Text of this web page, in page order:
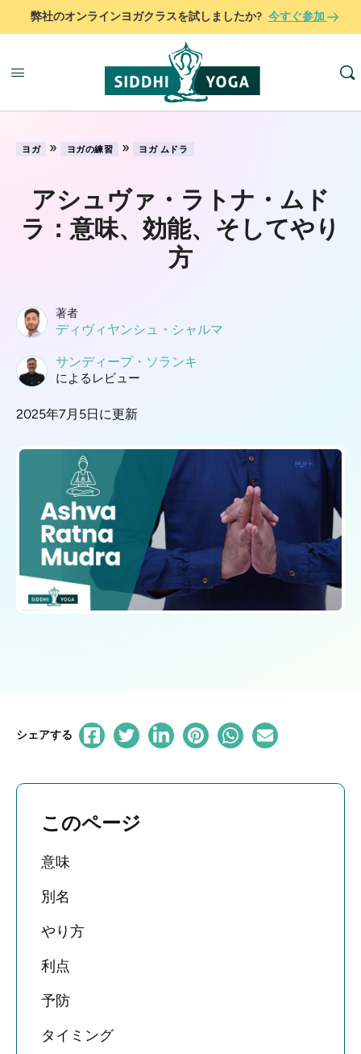
弊社のオンラインヨガクラスを試しましたか? 今すぐ参加
ヨガ » ヨガの練習 » ヨガ ムドラ
アシュヴァ・ラトナ・ムド
ラ：意味、効能、そしてやり
方
著者
ディヴィヤンシュ・シャルマ
サンディープ・ソランキ
によるレビュー
2025年7月5日に更新
シェアする
このページ
意味
別名
やり方
利点
予防
タイミング